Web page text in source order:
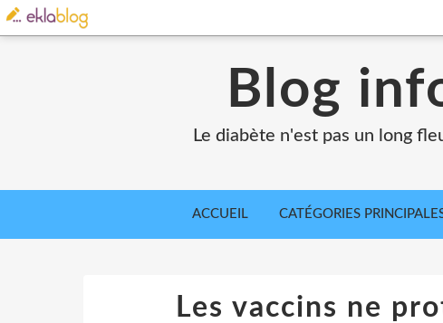
Blog
Le diabète n'est pas un long
ACCUEIL CATÉGORIES
Les vaccins ne